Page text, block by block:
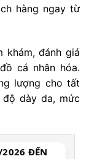
hàng ngay từ
đánh giá
cá nhân hóa.
lượng cho tất
dày da, mức
ĐẾN